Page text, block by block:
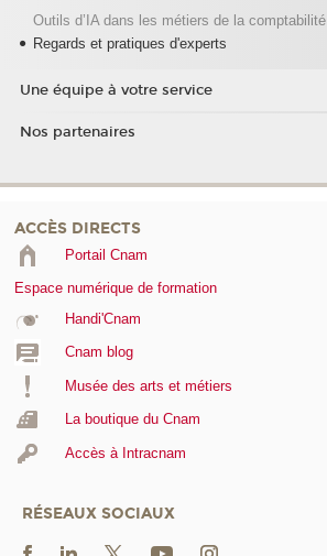
Outils d’IA dans les métiers de la comptabilité
Regards et pratiques d'experts
Une équipe à votre service
Nos partenaires
ACCÈS DIRECTS
Portail Cnam
Espace numérique de formation
Handi'Cnam
Cnam blog
Musée des arts et métiers
La boutique du Cnam
Accès à Intracnam
RÉSEAUX SOCIAUX